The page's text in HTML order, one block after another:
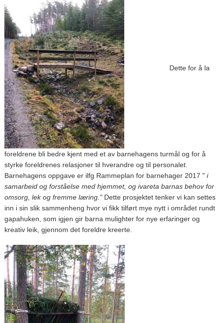
Dette for å la
foreldrene bli bedre kjent med et av barnehagens turmål og for å
styrke foreldrenes relasjoner til hverandre og til personalet.
Barnehagens oppgave er ilfg Rammeplan for barnehager 2017 " i
samarbeid og forståelse med hjemmet, og ivareta barnas behov for
omsorg, lek og fremme læring." Dette prosjektet tenker vi kan settes
inn i sin slik sammenheng hvor vi fikk tilført mye nytt i området rundt
gapahuken, som igjen gir barna mulighter for nye erfaringer og
kreativ leik, gjennom det foreldre kreerte.